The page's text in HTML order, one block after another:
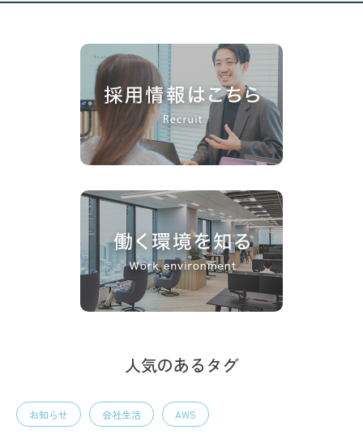
人気のあるタグ
お知らせ 会社生活 AWS